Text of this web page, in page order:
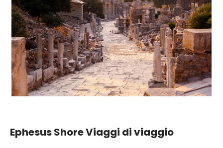
Ephesus Shore Viaggi di viaggio